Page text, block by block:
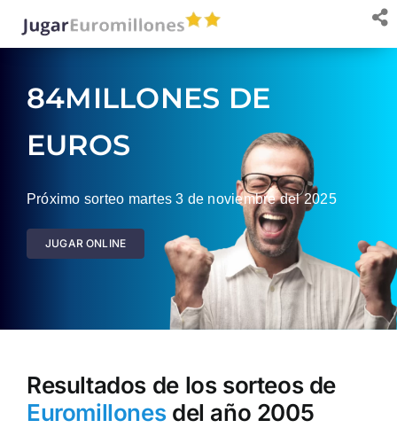
84MILLONES DE
EUROS
Próximo sorteo martes 3 de noviembre del 2025
JUGAR ONLINE
Resultados de los sorteos de
Euromillones del año 2005